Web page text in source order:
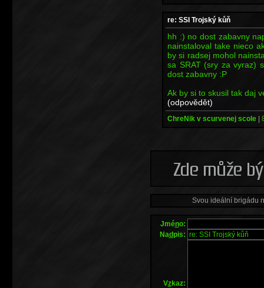
re: SSI Trojský kůň
hh :) no dost zabavny
nainstaloval take nieco
by si radsej mohol
sa SRAT (sry za vyraz)
dost zabavny :P
Ak by si to skusil tak daj
(odpovědět)
ChreNik v scurvenej scole |
Svou ideální brigádu
Jméno:
Nadpis:
Vzkaz: